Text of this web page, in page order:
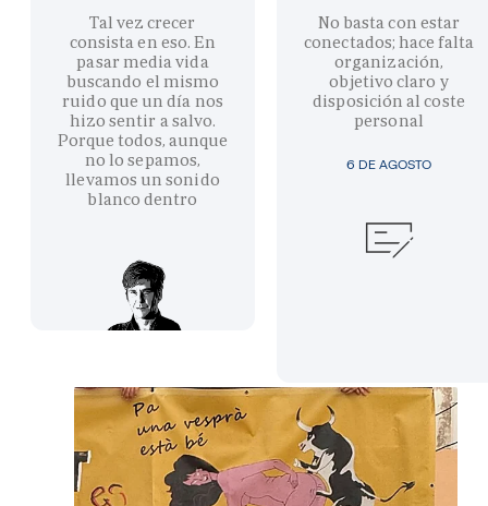
Tal vez crecer
consista en eso. En
pasar media vida
buscando el mismo
ruido que un día nos
hizo sentir a salvo.
Porque todos, aunque
no lo sepamos,
llevamos un sonido
blanco dentro
6 DE AGOSTO
No basta con estar
conectados; hace falta
organización,
objetivo claro y
disposición al coste
personal